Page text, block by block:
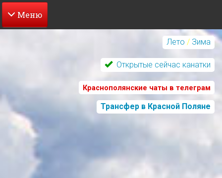
Перейти
Лето / Зима
Открытые сейчас канатки
Краснополянские чаты в телеграм
Трансфер в Красной Поляне